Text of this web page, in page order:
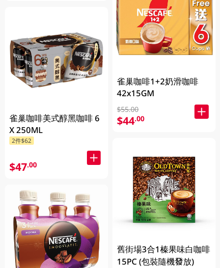
雀巢咖啡美式醇黑咖啡 6
X 250ML
2件$62
$47.00
雀巢咖啡1+2奶滑咖啡
42x15GM
$55.00
$44.00
舊街場3合1榛果味白咖啡
15PC (包裝隨機發放)